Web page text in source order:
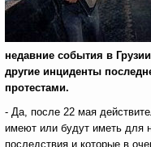
недавние события в
другие инциденты
протестами.
- Да, после 22 мая
имеют или будут иметь для
последствия и которые в